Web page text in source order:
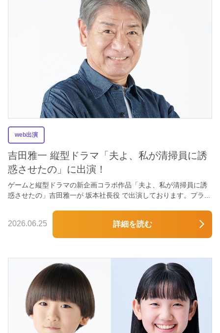
web出演
吉田雅一 縦型ドラマ「夫よ、私が清掃員に誘
惑させたの」に出演！
ゲームと縦型ドラマの新企画コラボ作品「夫よ、私が清掃員に誘
惑させたの」吉田雅一が 坂本社長役 で出演しております。プラ...
2026.06.25 詳細を読む